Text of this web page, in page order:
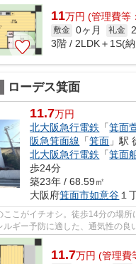
11万円 (管理費等
敷金 0ヶ月 礼金
3階 / 2LDK＋1S(
ローデス箕面
11.7万円
北大阪急行電鉄 「箕面
阪急箕面線 「箕面 」駅
北大阪急行電鉄 「箕面
歩24分
築23年 / 68.59㎡
大阪府箕面市如意谷 １
ここがイチオシ。徒歩14分の場
ギー予防に適した、通気性の良
空気を吸うとこ...
11.7万円 (管理費